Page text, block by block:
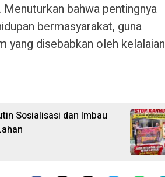
Menuturkan bahwa pentingnya
bermasyarakat, guna
yang disebabkan oleh kelalaian
Sosialisasi dan Imbau